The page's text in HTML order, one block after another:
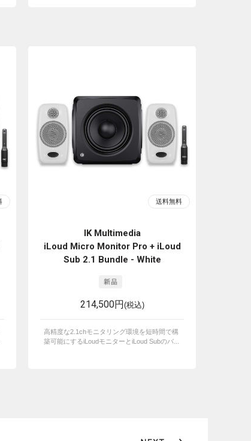
IK Multimedia
iLoud Micro Monitor Pro + iLoud
Sub 2.1 Bundle - White
214,500円(税込)
高精度な2.1chモニタリング環境を短時間で構
築可能にするiLoudモニターとiLoud Subのバ...